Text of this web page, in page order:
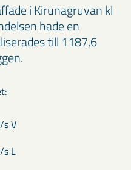
i Kirunagruvan kl
hade en
till 1187,6
s V
s L